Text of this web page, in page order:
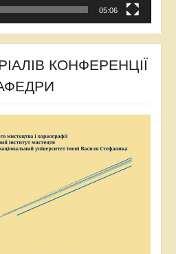
05:06
КОНФЕРЕНЦІЇ